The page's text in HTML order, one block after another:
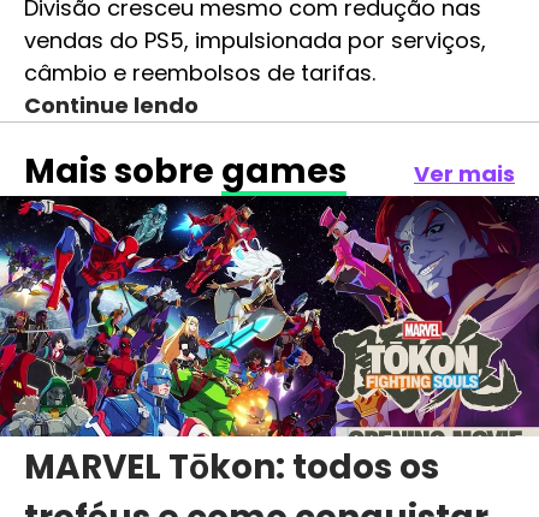
Divisão cresceu mesmo com redução nas
vendas do PS5, impulsionada por serviços,
câmbio e reembolsos de tarifas.
Continue lendo
Mais sobre games Ver mais
MARVEL Tōkon: todos os